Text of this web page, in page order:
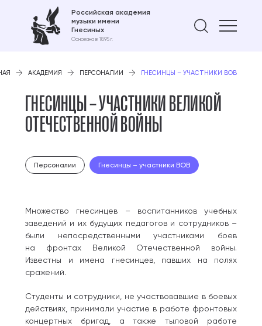
Российская академия
музыки имени
Гнесиных
Основана в 1895 г.
Найти
АКАДЕМИЯ ПЕРСОНАЛИИ ГНЕСИНЦЫ – УЧАСТНИКИ ВОВ
ГНЕСИНЦЫ – УЧАСТНИКИ ВЕЛИКОЙ
ОТЕЧЕСТВЕННОЙ ВОЙНЫ
Персоналии Гнесинцы – участники ВОВ
Множество гнесинцев – воспитанников учебных
заведений и их будущих педагогов и сотрудников –
были непосредственными участниками боев
на фронтах Великой Отечественной войны.
Известны и имена гнесинцев, павших на полях
сражений.
Студенты и сотрудники, не участвовавшие в боевых
действиях, принимали участие в работе фронтовых
концертных бригад, а также тыловой работе